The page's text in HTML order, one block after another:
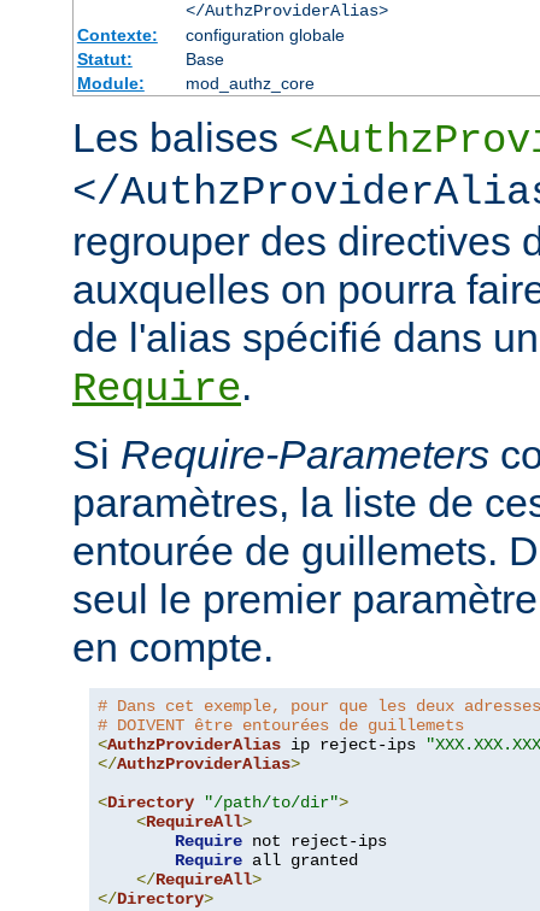
</AuthzProviderAlias>
Contexte:
configuration globale
Statut:
Base
Module:
mod_authz_core
Les balises
</
regrouper des directives
auxquelles on pourra
de l'alias spécifié dans
Require.
Si Require-Parameters
paramètres, la liste de
entourée de guillemets.
seul le premier
en compte.
# Dans cet exemple, pour que les deux
# DOIVENT être entourées de guillemets
<AuthzProviderAlias ip reject-ips
</AuthzProviderAlias>
<Directory "/path/to/dir">
<RequireAll>
Require not reject-ips
Require all granted
</RequireAll>
</Directory>